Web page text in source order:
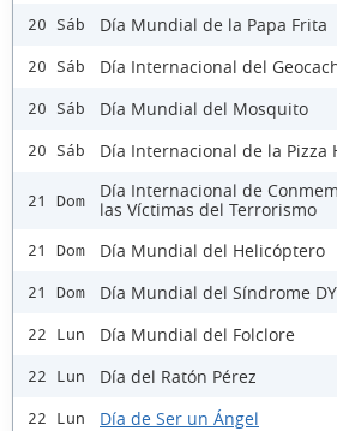
20 Sáb Día Mundial de la Papa Frita
20 Sáb Día Internacional del
20 Sáb Día Mundial del Mosquito
20 Sáb Día Internacional de la Pizza
21 Dom
Día Internacional de
las Víctimas del Terrorismo
21 Dom Día Mundial del Helicóptero
21 Dom Día Mundial del Síndrome
22 Lun Día Mundial del Folclore
22 Lun Día del Ratón Pérez
22 Lun Día de Ser un Ángel